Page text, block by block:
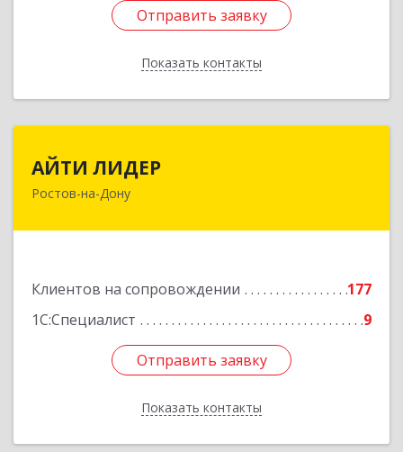
Отправить заявку
Показать контакты
Отправить заявку
Назад
АЙТИ ЛИДЕР
Ростов-на-Дону
Клиентов на сопровождении
177
1С:Специалист
9
Отправить заявку
Показать контакты
344065, Ростовская обл, Ростов-на-Дону г,
Отправить заявку
Назад